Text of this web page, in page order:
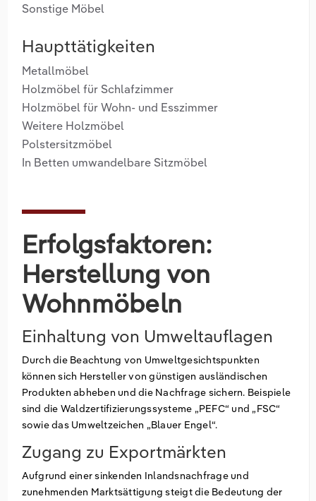
Sonstige Möbel
Haupttätigkeiten
Metallmöbel
Holzmöbel für Schlafzimmer
Holzmöbel für Wohn- und Esszimmer
Weitere Holzmöbel
Polstersitzmöbel
In Betten umwandelbare Sitzmöbel
Erfolgsfaktoren:
Herstellung von
Wohnmöbeln
Einhaltung von Umweltauflagen
Durch die Beachtung von Umweltgesichtspunkten
können sich Hersteller von günstigen ausländischen
Produkten abheben und die Nachfrage sichern. Beispiele
sind die Waldzertifizierungssysteme „PEFC“ und „FSC“
sowie das Umweltzeichen „Blauer Engel“.
Zugang zu Exportmärkten
Aufgrund einer sinkenden Inlandsnachfrage und
zunehmenden Marktsättigung steigt die Bedeutung der